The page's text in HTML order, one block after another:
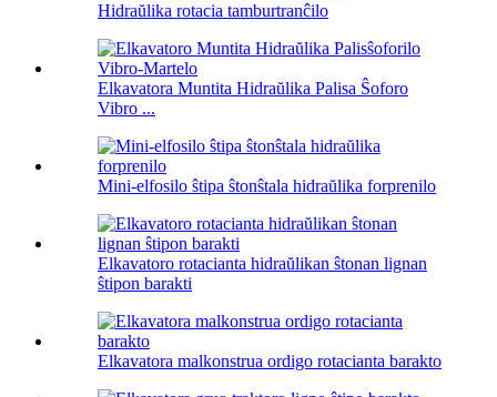
Hidraŭlika rotacia tamburtranĉilo
Elkavatora Muntita Hidraŭlika Palisa Ŝoforo
Vibro ...
Mini-elfosilo ŝtipa ŝtonŝtala hidraŭlika forprenilo
Elkavatoro rotacianta hidraŭlikan ŝtonan lignan
ŝtipon barakti
Elkavatora malkonstrua ordigo rotacianta barakto